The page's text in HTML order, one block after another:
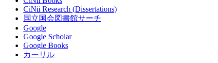
CiNii Research (Dissertations)
国立国会図書館サーチ
Google
Google Scholar
Google Books
カーリル